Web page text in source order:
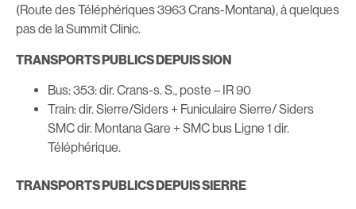
(Route des Téléphériques 3963 Crans-Montana), à quelques
pas de la Summit Clinic.
TRANSPORTS PUBLICS DEPUIS SION
Bus: 353: dir. Crans-s. S., poste – IR 90
Train: dir. Sierre/Siders + Funiculaire Sierre/ Siders
SMC dir. Montana Gare + SMC bus Ligne 1 dir.
Téléphérique.
TRANSPORTS PUBLICS DEPUIS SIERRE